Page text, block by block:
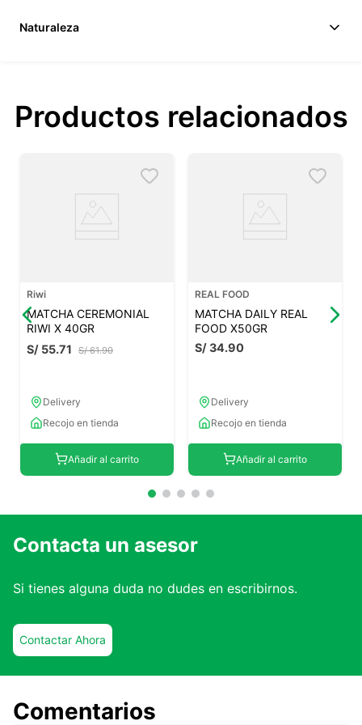
Naturaleza
Productos relacionados
Riwi
MATCHA CEREMONIAL
RIWI X 40GR
S/ 61.90
S/ 55.71
Delivery
Recojo en tienda
Añadir al carrito
REAL FOOD
MATCHA DAILY REAL
FOOD X50GR
S/34.90
Delivery
Recojo en tienda
Añadir al carrito
Contacta un asesor
Si tienes alguna duda no dudes en escribirnos.
Contactar Ahora
Comentarios